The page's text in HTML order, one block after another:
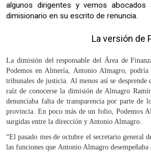
algunos dirigentes y vernos
dimisionario en su escrito de renuncia.
La versión de
La dimisión del responsable del Área de
Podemos en Almería, Antonio Almagro,
tribunales de justicia. Al menos así se
raíz de conocerse la dimisión de Almagro
denunciaba falta de transparencia por parte de
provincia. En poco más de un folio, Podemos
surgidas entre la dirección y Antonio Almagro.
“El pasado mes de octubre el secretario general
las funciones que Antonio Almagro